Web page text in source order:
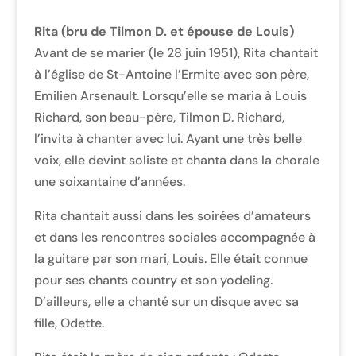
Rita (bru de Tilmon D. et épouse de Louis)
Avant de se marier (le 28 juin 1951), Rita chantait
à l’église de St-Antoine l’Ermite avec son père,
Emilien Arsenault. Lorsqu’elle se maria à Louis
Richard, son beau-père, Tilmon D. Richard,
l’invita à chanter avec lui. Ayant une très belle
voix, elle devint soliste et chanta dans la chorale
une soixantaine d’années.
Rita chantait aussi dans les soirées d’amateurs
et dans les rencontres sociales accompagnée à
la guitare par son mari, Louis. Elle était connue
pour ses chants country et son yodeling.
D’ailleurs, elle a chanté sur un disque avec sa
fille, Odette.